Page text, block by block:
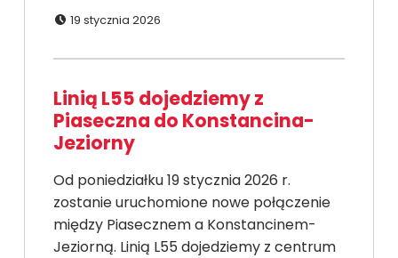
19 stycznia 2026
Linią L55 dojedziemy z
Piaseczna do Konstancina-
Jeziorny
Od poniedziałku 19 stycznia 2026 r.
zostanie uruchomione nowe połączenie
między Piasecznem a Konstancinem-
Jeziorną. Linią L55 dojedziemy z centrum